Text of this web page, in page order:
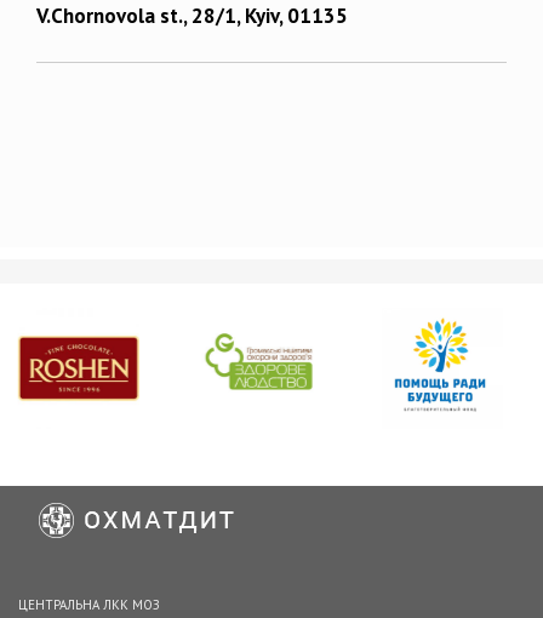
V.Chornovola st., 28/1, Kyiv, 01135
ЦЕНТРАЛЬНА ЛКК МОЗ